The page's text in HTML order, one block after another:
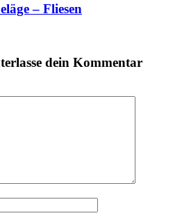
– Fliesen
dein Kommentar